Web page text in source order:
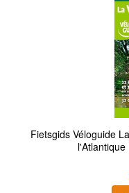
Fietsgids Véloguide